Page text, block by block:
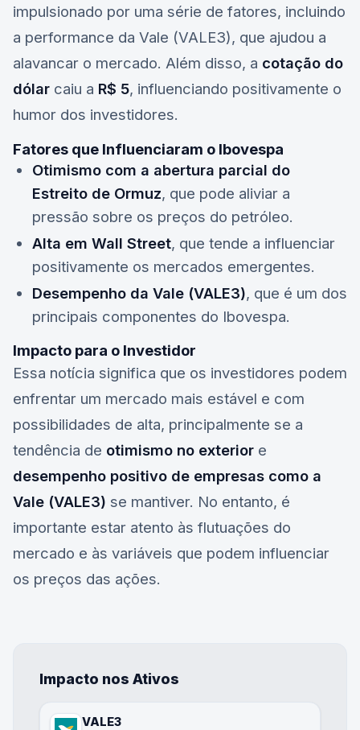
impulsionado por uma série de fatores, incluindo
a performance da Vale (VALE3), que ajudou a
alavancar o mercado. Além disso, a cotação do
dólar caiu a R$ 5, influenciando positivamente o
humor dos investidores.
Fatores que Influenciaram o Ibovespa
Otimismo com a abertura parcial do
Estreito de Ormuz, que pode aliviar a
pressão sobre os preços do petróleo.
Alta em Wall Street, que tende a influenciar
positivamente os mercados emergentes.
Desempenho da Vale (VALE3), que é um dos
principais componentes do Ibovespa.
Impacto para o Investidor
Essa notícia significa que os investidores podem
enfrentar um mercado mais estável e com
possibilidades de alta, principalmente se a
tendência de otimismo no exterior e
desempenho positivo de empresas como a
Vale (VALE3) se mantiver. No entanto, é
importante estar atento às flutuações do
mercado e às variáveis que podem influenciar
os preços das ações.
Impacto nos Ativos
VALE3